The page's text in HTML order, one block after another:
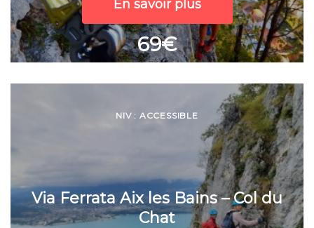
En savoir plus
69€
NIV : ACCESSIBLE
Via Ferrata Aix les Bains – Col du
Chat